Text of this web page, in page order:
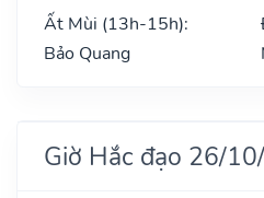
Ất Mùi (13h-15h):
Bảo Quang
Giờ Hắc đạo 26/